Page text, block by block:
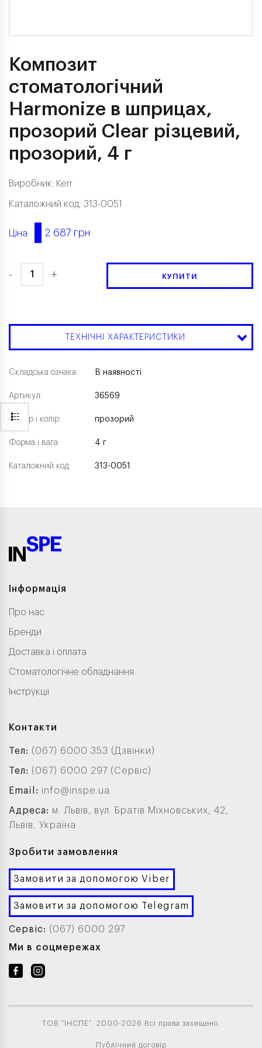
Композит
стоматологічний
Harmonize в шприцах,
прозорий Clear різцевий,
прозорий, 4 г
Виробник: Kerr
Каталожний код: 313-0051
Ціна 2 687 грн
- + КУПИТИ
ТЕХНІЧНІ ХАРАКТЕРИСТИКИ
Складська ознака:
Артикул:
Розмір і колір:
Форма і вага:
Каталожний код:
В наявності
36569
прозорий
4 г
313-0051
Інформація
Про нас
Бренди
Доставка і оплата
Стоматологічне обладнання
Інструкції
Контакти
Тел: (067) 6000 353 (Дзвінки)
Тел: (067) 6000 297 (Сервіс)
Email: info@inspe.ua
Адреса: м. Львів, вул. Братів Міхновських, 42,
Львів, Україна
Зробити замовлення
Замовити за допомогою Viber
Замовити за допомогою Telegram
Сервіс: (067) 6000 297
Ми в соцмережах
ТОВ “ІНСПЕ”. 2000-2026 Всі права захищено.
Публічний договір